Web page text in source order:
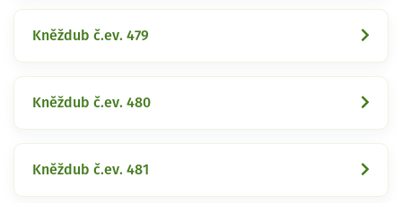
Kněždub č.ev. 479
Kněždub č.ev. 480
Kněždub č.ev. 481